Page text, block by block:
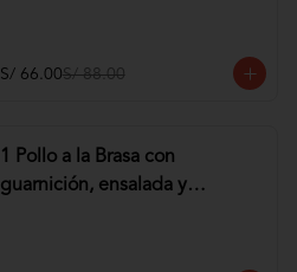
S/ 66.00S/ 88.00
1 Pollo a la Brasa con
guarnición, ensalada y